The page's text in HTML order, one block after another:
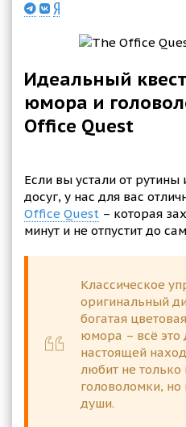
Идеальный
юмора и
Office Quest
Если вы устали от рутины
досуг, у нас для вас
Office Quest – которая
минут и не отпустит до
Классическое
оригинальный
богатая
юмора – всё это
настоящей
любит не только
головоломки, но
души.